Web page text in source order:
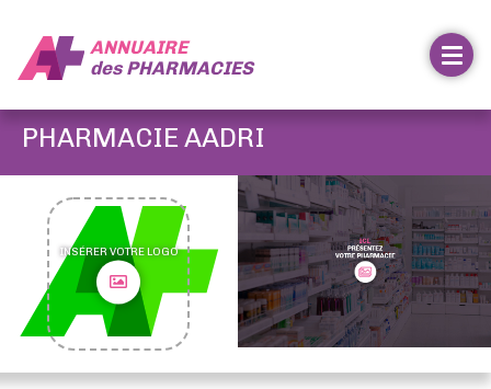
ANNUAIRE
desPHARMACIES
PHARMACIE AADRI
INSÉRER VOTRE LOGO